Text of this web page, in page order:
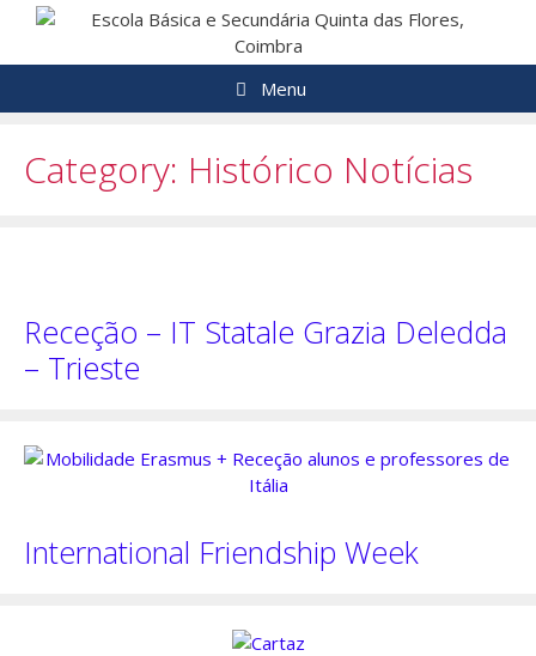
Saltar
o
Menu
Category: Histórico Notícias
Receção – IT Statale Grazia Deledda
– Trieste
International Friendship Week